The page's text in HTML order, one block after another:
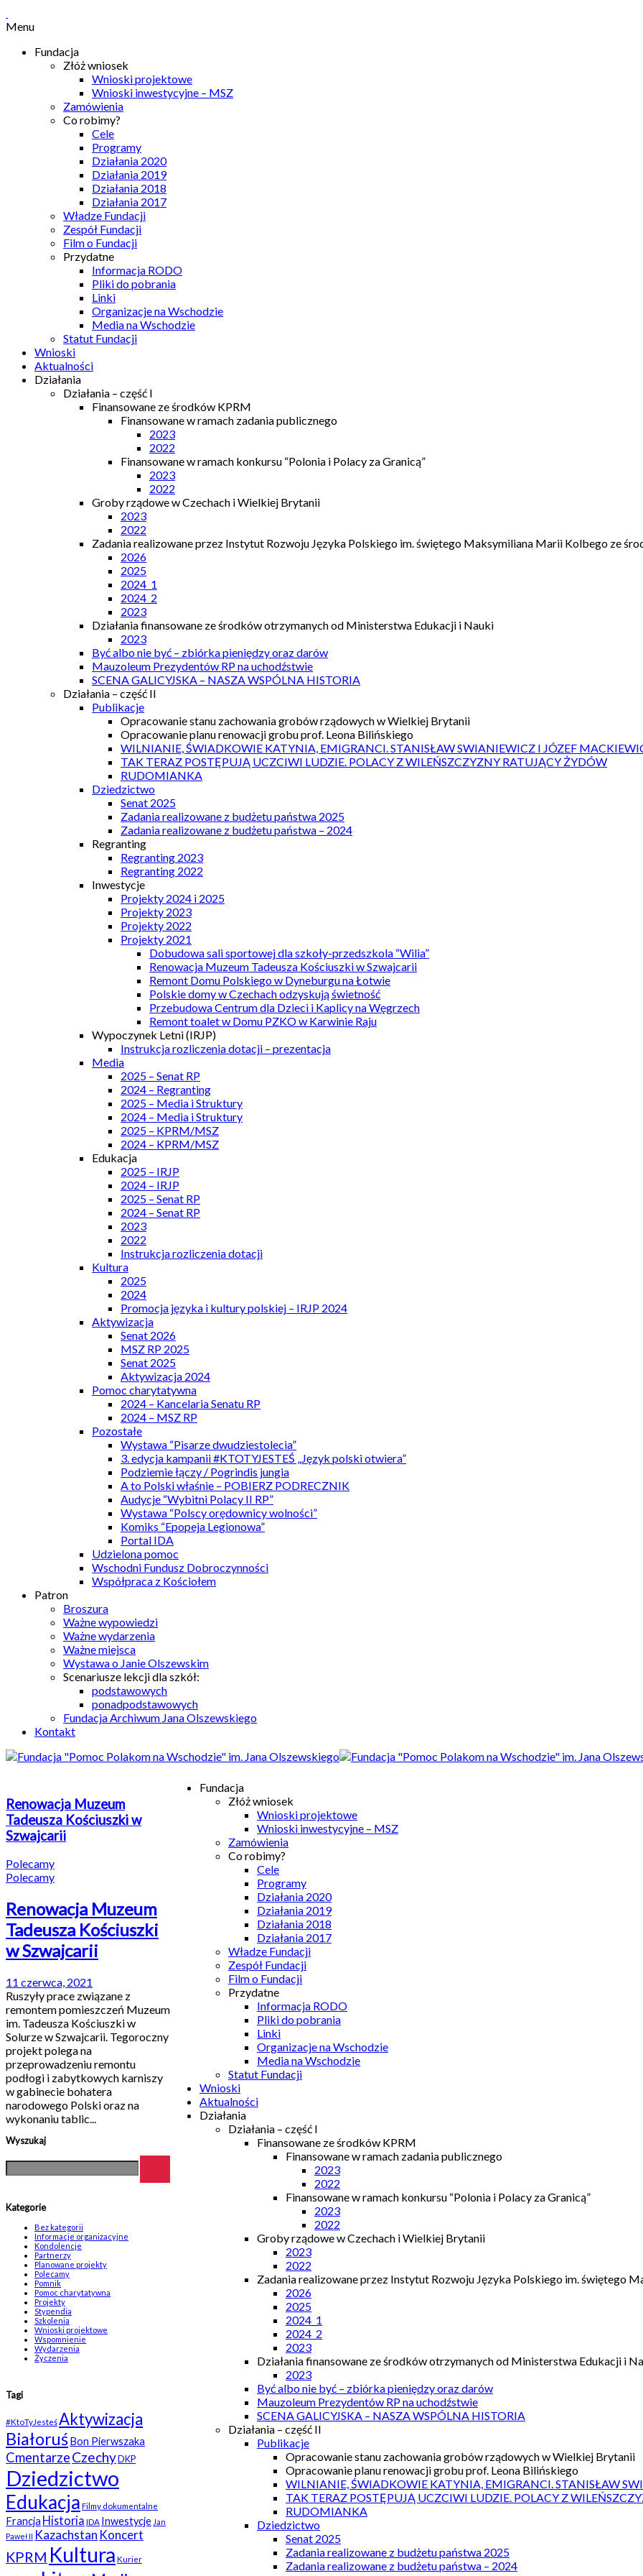
Menu
Fundacja
Złóż wniosek
Wnioski projektowe
Wnioski inwestycyjne – MSZ
Zamówienia
Co robimy?
Cele
Programy
Działania 2020
Działania 2019
Działania 2018
Działania 2017
Władze Fundacji
Zespół Fundacji
Film o Fundacji
Przydatne
Informacja RODO
Pliki do pobrania
Linki
Organizacje na Wschodzie
Media na Wschodzie
Statut Fundacji
Wnioski
Aktualności
Działania
Działania – część I
Finansowane ze środków KPRM
Finansowane w ramach zadania publicznego
2023
2022
Finansowane w ramach konkursu “Polonia i Polacy za Granicą”
2023
2022
Groby rządowe w Czechach i Wielkiej Brytanii
2023
2022
Zadania realizowane przez Instytut Rozwoju Języka Polskiego im. świętego Maksymiliana Marii Kolbego ze
2026
2025
2024_1
2024_2
2023
Działania finansowane ze środków otrzymanych od Ministerstwa Edukacji i Nauki
2023
Być albo nie być – zbiórka pieniędzy oraz darów
Mauzoleum Prezydentów RP na uchodźstwie
SCENA GALICYJSKA – NASZA WSPÓLNA HISTORIA
Działania – część II
Publikacje
Opracowanie stanu zachowania grobów rządowych w Wielkiej Brytanii
Opracowanie planu renowacji grobu prof. Leona Bilińskiego
WILNIANIE, ŚWIADKOWIE KATYNIA, EMIGRANCI. STANISŁAW SWIANIEWICZ I JÓZEF
TAK TERAZ POSTĘPUJĄ UCZCIWI LUDZIE. POLACY Z WILEŃSZCZYZNY RATUJĄCY ŻYDÓW
RUDOMIANKA
Dziedzictwo
Senat 2025
Zadania realizowane z budżetu państwa 2025
Zadania realizowane z budżetu państwa – 2024
Regranting
Regranting 2023
Regranting 2022
Inwestycje
Projekty 2024 i 2025
Projekty 2023
Projekty 2022
Projekty 2021
Dobudowa sali sportowej dla szkoły-przedszkola “Wilia”
Renowacja Muzeum Tadeusza Kościuszki w Szwajcarii
Remont Domu Polskiego w Dyneburgu na Łotwie
Polskie domy w Czechach odzyskują świetność
Przebudowa Centrum dla Dzieci i Kaplicy na Węgrzech
Remont toalet w Domu PZKO w Karwinie Raju
Wypoczynek Letni (IRJP)
Instrukcja rozliczenia dotacji – prezentacja
Media
2025 – Senat RP
2024 – Regranting
2025 – Media i Struktury
2024 – Media i Struktury
2025 – KPRM/MSZ
2024 – KPRM/MSZ
Edukacja
2025 – IRJP
2024 – IRJP
2025 – Senat RP
2024 – Senat RP
2023
2022
Instrukcja rozliczenia dotacji
Kultura
2025
2024
Promocja języka i kultury polskiej – IRJP 2024
Aktywizacja
Senat 2026
MSZ RP 2025
Senat 2025
Aktywizacja 2024
Pomoc charytatywna
2024 – Kancelaria Senatu RP
2024 – MSZ RP
Pozostałe
Wystawa “Pisarze dwudziestolecia”
3. edycja kampanii #KTOTYJESTEŚ „Język polski otwiera”
Podziemie łączy / Pogrindis jungia
A to Polski właśnie – POBIERZ PODRECZNIK
Audycje “Wybitni Polacy II RP”
Wystawa “Polscy orędownicy wolności”
Komiks “Epopeja Legionowa”
Portal IDA
Udzielona pomoc
Wschodni Fundusz Dobroczynności
Współpraca z Kościołem
Patron
Broszura
Ważne wypowiedzi
Ważne wydarzenia
Ważne miejsca
Wystawa o Janie Olszewskim
Scenariusze lekcji dla szkół:
podstawowych
ponadpodstawowych
Fundacja Archiwum Jana Olszewskiego
Kontakt
Fundacja
Złóż wniosek
Wnioski projektowe
Wnioski inwestycyjne – MSZ
Zamówienia
Co robimy?
Cele
Programy
Działania 2020
Działania 2019
Działania 2018
Działania 2017
Władze Fundacji
Zespół Fundacji
Film o Fundacji
Przydatne
Informacja RODO
Pliki do pobrania
Linki
Organizacje na Wschodzie
Media na Wschodzie
Statut Fundacji
Wnioski
Aktualności
Działania
Działania – część I
Finansowane ze środków KPRM
Finansowane w ramach zadania publicznego
2023
2022
Finansowane w ramach konkursu “Polonia i Polacy za Granicą”
2023
2022
Groby rządowe w Czechach i Wielkiej Brytanii
2023
2022
Zadania realizowane przez Instytut Rozwoju Języka Polskiego im. świętego
2026
2025
2024_1
2024_2
2023
Działania finansowane ze środków otrzymanych od Ministerstwa Edukacji i
2023
Być albo nie być – zbiórka pieniędzy oraz darów
Mauzoleum Prezydentów RP na uchodźstwie
SCENA GALICYJSKA – NASZA WSPÓLNA HISTORIA
Działania – część II
Publikacje
Opracowanie stanu zachowania grobów rządowych w Wielkiej Brytanii
Opracowanie planu renowacji grobu prof. Leona Bilińskiego
WILNIANIE, ŚWIADKOWIE KATYNIA, EMIGRANCI. STANISŁAW
TAK TERAZ POSTĘPUJĄ UCZCIWI LUDZIE. POLACY Z
RUDOMIANKA
Dziedzictwo
Senat 2025
Zadania realizowane z budżetu państwa 2025
Zadania realizowane z budżetu państwa – 2024
Renowacja Muzeum
Tadeusza Kościuszki w
Szwajcarii
Polecamy
Polecamy
Renowacja Muzeum
Tadeusza Kościuszki
w Szwajcarii
11 czerwca, 2021
Ruszyły prace związane z
remontem pomieszczeń Muzeum
im. Tadeusza Kościuszki w
Solurze w Szwajcarii. Tegoroczny
projekt polega na
przeprowadzeniu remontu
podłogi i zabytkowych karniszy
w gabinecie bohatera
narodowego Polski oraz na
wykonaniu tablic...
Wyszukaj
Kategorie
Bez kategorii
Informacje organizacyjne
Kondolencje
Partnerzy
Planowane projekty
Polecamy
Pomnik
Pomoc charytatywna
Projekty
Stypendia
Szkolenia
Wnioski projektowe
Wspomnienie
Wydarzenia
Życzenia
Tagi
#KtoTyJesteśAktywizacja
BiałoruśBon Pierwszaka
CmentarzeCzechy DKP
Dziedzictwo
Edukacja Filmy dokumentalne
Francja Historia IDA Inwestycje Jan
Paweł II Kazachstan Koncert
KPRM Kultura Kurier